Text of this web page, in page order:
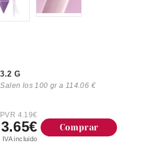
3.2 G
Salen los 100 gr a 114.06 €
PVR 4.19€
3.65€
IVA incluido
Comprar